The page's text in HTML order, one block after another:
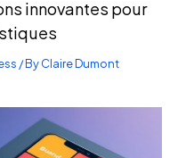
innovantes pour
/ ByClaire Dumont